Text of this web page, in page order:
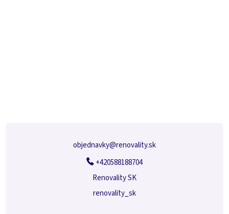
objednavky@renovality.sk
+420588188704
Renovality SK
renovality_sk